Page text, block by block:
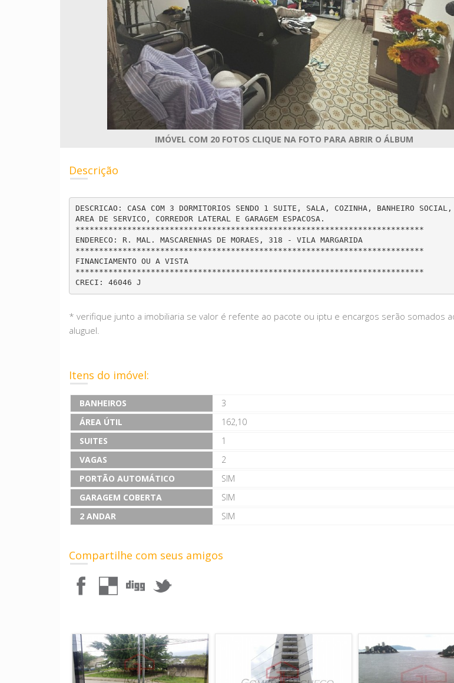
IMÓVEL COM 20 FOTOS CLIQUE NA FOTO PARA ABRIR O ÁLBUM
Descrição
DESCRICAO: CASA COM 3 DORMITORIOS SENDO 1 SUITE, SALA, COZINHA, BANHEIRO SOCIAL,
AREA DE SERVICO, CORREDOR LATERAL E GARAGEM ESPACOSA.
**************************************************************************
ENDERECO: R. MAL. MASCARENHAS DE MORAES, 318 - VILA MARGARIDA
**************************************************************************
FINANCIAMENTO OU A VISTA
**************************************************************************
CRECI: 46046 J
* verifique junto a imobiliaria se valor é refente ao pacote ou iptu e encargos serão somados
aluguel.
Itens do imóvel:
BANHEIROS
3
ÁREA ÚTIL
162,10
SUITES
1
VAGAS
2
PORTÃO AUTOMÁTICO
SIM
GARAGEM COBERTA
SIM
2 ANDAR
SIM
Compartilhe com seus amigos